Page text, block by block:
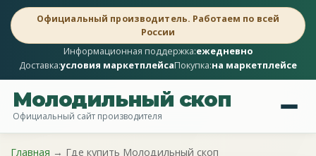
Официальный производитель. Работаем по всей
России
Информационная поддержка:ежедневно
Доставка:условия маркетплейсаПокупка:на маркетплейсе
Молодильный скоп
Официальный сайт производителя
Главная → Где купить Молодильный скоп